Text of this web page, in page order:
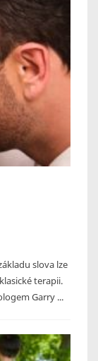
slova lze
terapii.
Garry ...